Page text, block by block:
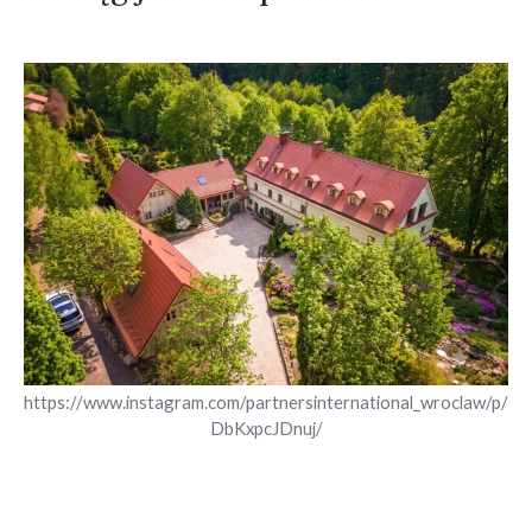
https://www.instagram.com/partnersinternational_wroclaw/p/
DbKxpcJDnuj/